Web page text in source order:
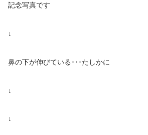
記念写真です
↓
鼻の下が伸びている･･･たしかに
↓
↓